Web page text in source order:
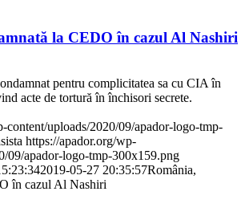
la CEDO în cazul Al Nashiri
pentru complicitatea sa cu CIA în
acte de tortură în închisori secrete.
content/uploads/2020/09/apador-logo-tmp-
https://apador.org/wp-
09/apador-logo-tmp-300x159.png
2019-05-27 20:35:57România,
în cazul Al Nashiri